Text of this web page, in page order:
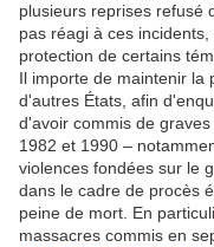
plusieurs reprises refusé
pas réagi à ces
protection de certains
Il importe de maintenir la
d'autres États, afin
d'avoir commis de
1982 et 1990 –
violences fondées sur le
dans le cadre de procès
peine de mort. En
massacres commis en